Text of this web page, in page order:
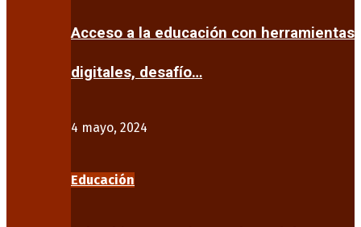
Acceso a la educación con herramientas
digitales, desafío…
4 mayo, 2024
Educación